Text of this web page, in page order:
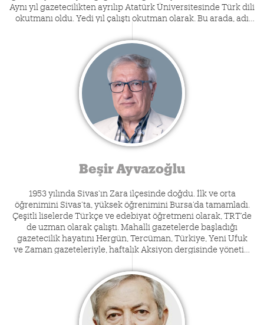
Aynı yıl gazetecilikten ayrılıp Atatürk Üniversitesinde Türk dili
okutmanı oldu. Yedi yıl çalıştı okutman olarak. Bu arada, adı
Edebiyatı Anabilim Dalında yüksek lisans ve doktora yaptı.
1993’te Gaziosmanpaşa Üniversitesi Fen-Edebiyat Fakültesinde
araştırma görevlisi oldu. 1994'te doktor, 2004’te doçent, 2009’da
profesör unvanını aldı. Karamanoğlu Mehmetbey Üniversitesi
Edebiyat Fakültesinin kurucu dekanı oldu. 2013-2016 yılları
arasında Atatürk Kültür Merkezi Başkanlığı görevini yürüttü.
Halen Ankara Sosyal Bilimler Üniversitesi (ASBÜ) Sosyal ve
Beşeri Bilimler Fakültesinde öğretim üyesi olarak görev
yapmaktadır. Karataş, evli ve üç oğul babasıdır. 1989'dan itibaren
Palandöken, Yedi İklim, Türk Dili, Edebiyat Ortamı, Dergâh, Hece,
Kitap ve Star Kitap'ta inceleme yazıları, eleştirileri, denemeleri ve
okuma notları yayımlandı.
Beşir Ayvazoğlu
1953 yılında Sivas’ın Zara ilçesinde doğdu. İlk ve orta
öğrenimini Sivas’ta, yüksek öğrenimini Bursa’da tamamladı.
Çeşitli liselerde Türkçe ve edebiyat öğretmeni olarak, TRT’de
de uzman olarak çalıştı. Mahalli gazetelerde başladığı
gazetecilik hayatını Hergün, Tercüman, Türkiye, Yeni Ufuk
ve Zaman gazeteleriyle, haftalık Aksiyon dergisinde yönetici
Hareket, Dergâh, Kubbealtı Akademi, Türkiye Günlüğü, Yeni
Türkiye, İzlenim vb. gibi dergilerde çok sayıda makale ve
denemesi yayımlandı. Halen TDV İslam Ansiklopedisi Türk
Dili ve Edebiyatı Merkez İlim ve Redaksiyon Kurulu Üyesi ve
İstanbul Büyükşehir Belediyesi Şehir Tiyatroları’nda da